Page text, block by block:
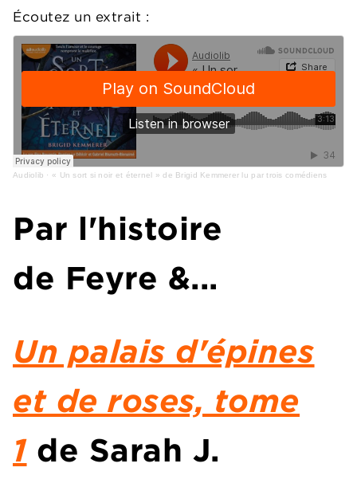
Écoutez un extrait :
Audiolib · « Un sort si noir et éternel » de Brigid Kemmerer lu par trois comédiens
Par l'histoire
de Feyre &...
Un palais d'épines
et de roses, tome
1de Sarah J.